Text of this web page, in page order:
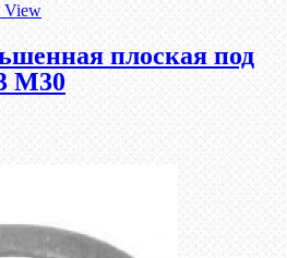
View
плоская под
М30